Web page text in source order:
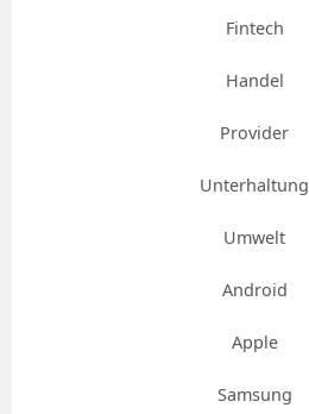
Fintech
Handel
Provider
Unterhaltung
Umwelt
Android
Apple
Samsung